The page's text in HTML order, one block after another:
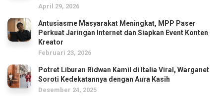
April 29, 2026
Antusiasme Masyarakat Meningkat, MPP Paser
Perkuat Jaringan Internet dan Siapkan Event Konten
Kreator
Februari 23, 2026
Potret Liburan Ridwan Kamil di Italia Viral, Warganet
Soroti Kedekatannya dengan Aura Kasih
Desember 24, 2025